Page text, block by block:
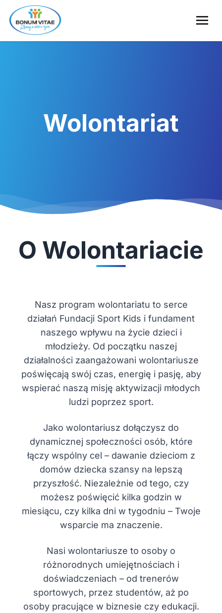
Wolontariat
O Wolontariacie
Nasz program wolontariatu to serce
działań Fundacji Sport Kids i fundament
naszego wpływu na życie dzieci i
młodzieży. Od początku naszej
działalności zaangażowani wolontariusze
poświęcają swój czas, energię i pasję, aby
wspierać naszą misję aktywizacji młodych
ludzi poprzez sport.
Jako wolontariusz dołączysz do
dynamicznej społeczności osób, które
łączy wspólny cel – dawanie dzieciom z
domów dziecka szansy na lepszą
przyszłość. Niezależnie od tego, czy
możesz poświęcić kilka godzin w
miesiącu, czy kilka dni w tygodniu – Twoje
wsparcie ma znaczenie.
Nasi wolontariusze to osoby o
różnorodnych umiejętnościach i
doświadczeniach – od trenerów
sportowych, przez studentów, aż po
osoby pracujące w biznesie czy edukacji.